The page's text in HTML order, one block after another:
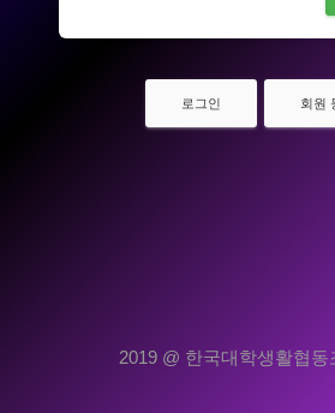
로그인 회원
2019 @ 한국대학생활협동